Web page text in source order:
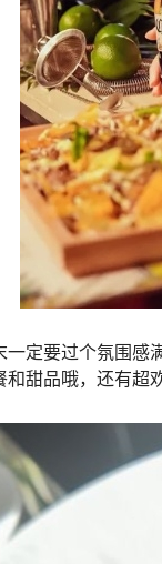
一定要过个氛围感
甜品哦，还有超